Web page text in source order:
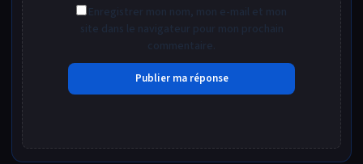
Enregistrer mon nom, mon e-mail et mon
site dans le navigateur pour mon prochain
commentaire.